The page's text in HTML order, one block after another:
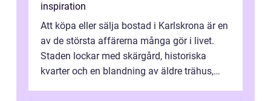
inspiration
Att köpa eller sälja bostad i Karlskrona är en
av de största affärerna många gör i livet.
Staden lockar med skärgård, historiska
kvarter och en blandning av äldre trähus,